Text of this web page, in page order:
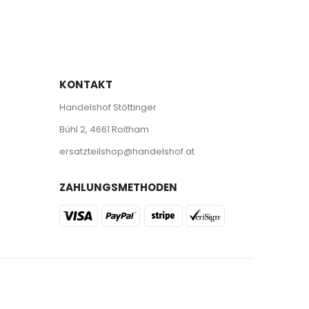
KONTAKT
Handelshof Stöttinger
Bühl 2, 4661 Roitham
ersatzteilshop@handelshof.at
ZAHLUNGSMETHODEN